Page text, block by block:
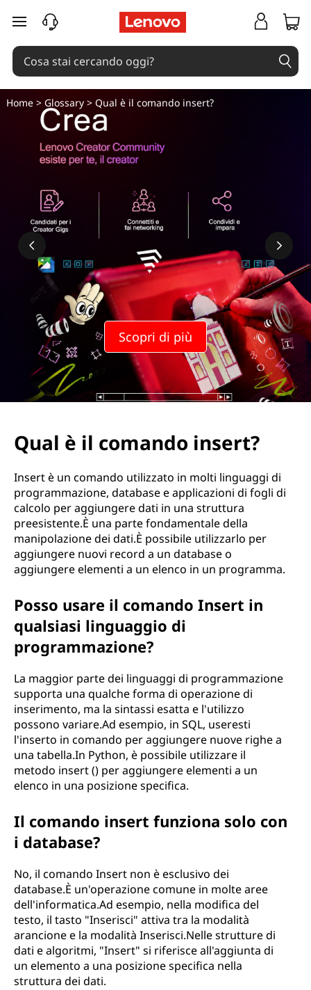
passa a contenuto principale
Scopri di più
Home> Glossary> Qual è il comando insert?
Qual è il comando insert?
Insert è un comando utilizzato in molti linguaggi di
programmazione, database e applicazioni di fogli di
calcolo per aggiungere dati in una struttura
preesistente.È una parte fondamentale della
manipolazione dei dati.È possibile utilizzarlo per
aggiungere nuovi record a un database o
aggiungere elementi a un elenco in un programma.
Posso usare il comando Insert in
qualsiasi linguaggio di
programmazione?
La maggior parte dei linguaggi di programmazione
supporta una qualche forma di operazione di
inserimento, ma la sintassi esatta e l'utilizzo
possono variare.Ad esempio, in SQL, useresti
l'inserto in comando per aggiungere nuove righe a
una tabella.In Python, è possibile utilizzare il
metodo insert () per aggiungere elementi a un
elenco in una posizione specifica.
Il comando insert funziona solo con
i database?
No, il comando Insert non è esclusivo dei
database.È un'operazione comune in molte aree
dell'informatica.Ad esempio, nella modifica del
testo, il tasto "Inserisci" attiva tra la modalità
arancione e la modalità Inserisci.Nelle strutture di
dati e algoritmi, "Insert" si riferisce all'aggiunta di
un elemento a una posizione specifica nella
struttura dei dati.